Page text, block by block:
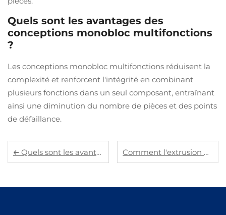
Quels sont les avantages des
conceptions monobloc multifonctions
?
Les conceptions monobloc multifonctions réduisent la
complexité et renforcent l'intégrité en combinant
plusieurs fonctions dans un seul composant, entraînant
ainsi une diminution du nombre de pièces et des points
de défaillance.
Quels sont les avantages des pièces embouties pour la production de masse ? Comment l'extrusion de l'aluminium améliore-t-elle la flexibilité de conception pour les pièces sur mesure ?